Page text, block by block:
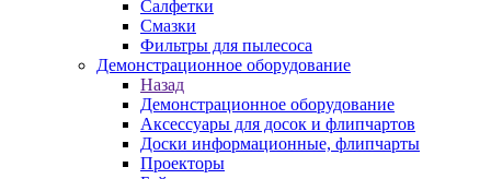
Салфетки
Смазки
Фильтры для пылесоса
Демонстрационное оборудование
Назад
Демонстрационное оборудование
Аксессуары для досок и флипчартов
Доски информационные, флипчарты
Проекторы